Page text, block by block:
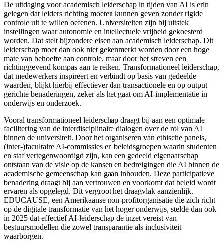
De uitdaging voor academisch leiderschap in tijden van AI is erin
gelegen dat leiders richting moeten kunnen geven zonder rigide
controle uit te willen oefenen. Universiteiten zijn bij uitstek
instellingen waar autonomie en intellectuele vrijheid gekoesterd
worden. Dat stelt bijzondere eisen aan academisch leiderschap. Dit
leiderschap moet dan ook niet gekenmerkt worden door een hoge
mate van behoefte aan controle, maar door het streven een
richtinggevend kompas aan te reiken. Transformationeel leiderschap,
dat medewerkers inspireert en verbindt op basis van gedeelde
waarden, blijkt hierbij effectiever dan transactionele en op output
gerichte benaderingen, zeker als het gaat om AI-implementatie in
onderwijs en onderzoek.
Vooral transformationeel leiderschap draagt bij aan een optimale
facilitering van de interdisciplinaire dialogen over de rol van AI
binnen de universiteit. Door het organiseren van ethische panels,
(inter-)facultaire AI-commissies en beleidsgroepen waarin studenten
en staf vertegenwoordigd zijn, kan een gedeeld eigenaarschap
ontstaan van de visie op de kansen en bedreigingen die AI binnen de
academische gemeenschap kan gaan inhouden. Deze participatieve
benadering draagt bij aan vertrouwen en voorkomt dat beleid wordt
ervaren als opgelegd. Dit vergroot het draagvlak aanzienlijk.
EDUCAUSE, een Amerikaanse non-profitorganisatie die zich richt
op de digitale transformatie van het hoger onderwijs, stelde dan ook
in 2025 dat effectief AI-leiderschap de inzet vereist van
bestuursmodellen die zowel transparantie als inclusiviteit
waarborgen.